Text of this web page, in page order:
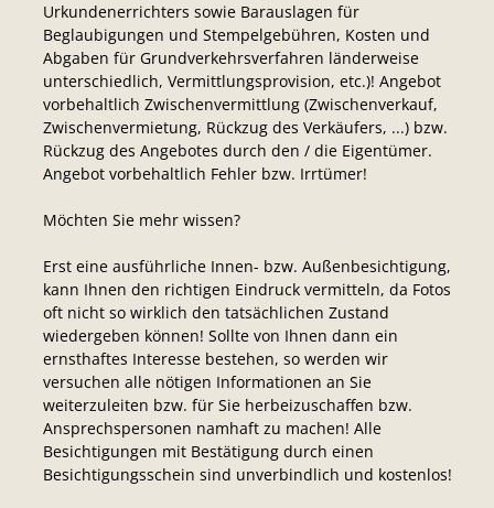
Urkundenerrichters sowie Barauslagen für
Beglaubigungen und Stempelgebühren, Kosten und
Abgaben für Grundverkehrsverfahren länderweise
unterschiedlich, Vermittlungsprovision, etc.)! Angebot
vorbehaltlich Zwischenvermittlung (Zwischenverkauf,
Zwischenvermietung, Rückzug des Verkäufers, ...) bzw.
Rückzug des Angebotes durch den / die Eigentümer.
Angebot vorbehaltlich Fehler bzw. Irrtümer!
Möchten Sie mehr wissen?
Erst eine ausführliche Innen- bzw. Außenbesichtigung,
kann Ihnen den richtigen Eindruck vermitteln, da Fotos
oft nicht so wirklich den tatsächlichen Zustand
wiedergeben können! Sollte von Ihnen dann ein
ernsthaftes Interesse bestehen, so werden wir
versuchen alle nötigen Informationen an Sie
weiterzuleiten bzw. für Sie herbeizuschaffen bzw.
Ansprechspersonen namhaft zu machen! Alle
Besichtigungen mit Bestätigung durch einen
Besichtigungsschein sind unverbindlich und kostenlos!